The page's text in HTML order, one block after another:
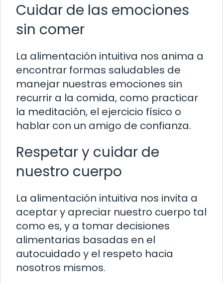
Cuidar de las emociones
sin comer
La alimentación intuitiva nos anima a
encontrar formas saludables de
manejar nuestras emociones sin
recurrir a la comida, como practicar
la meditación, el ejercicio físico o
hablar con un amigo de confianza.
Respetar y cuidar de
nuestro cuerpo
La alimentación intuitiva nos invita a
aceptar y apreciar nuestro cuerpo tal
como es, y a tomar decisiones
alimentarias basadas en el
autocuidado y el respeto hacia
nosotros mismos.